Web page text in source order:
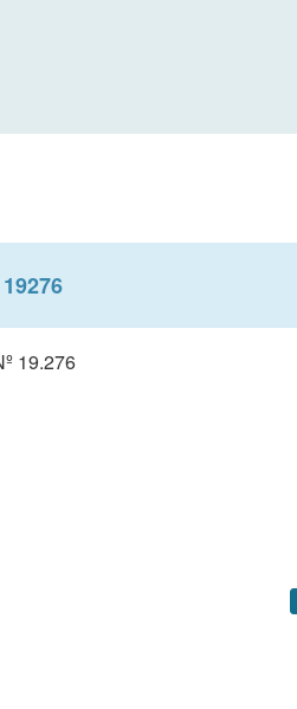
19276
19.276